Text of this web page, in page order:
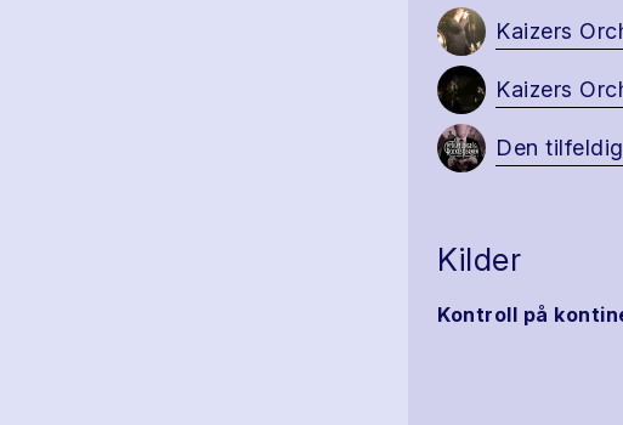
Kaizers
Kaizers
Den
Kilder
Kontroll på